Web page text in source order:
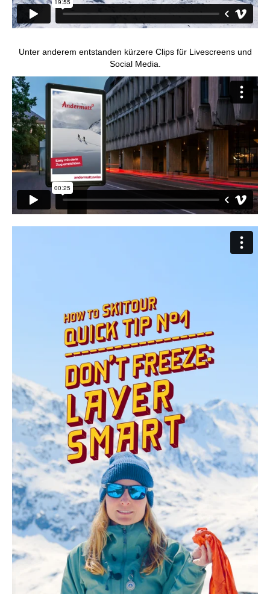
Unter anderem entstanden kürzere Clips für Livescreens und
Social Media.